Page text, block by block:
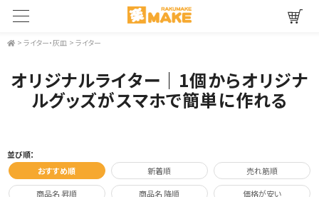
> ライター・灰皿 > ライター
オリジナルライター｜1個からオリジナ
ルグッズがスマホで簡単に作れる
並び順：
おすすめ順
新着順 売れ筋順
商品名 昇順 商品名 降順 価格が安い